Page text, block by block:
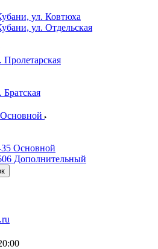
ул. Ковтюха
ул. Отдельская
Основной
Основной
Дополнительный